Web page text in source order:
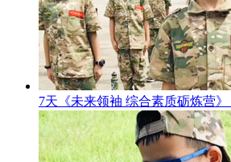
7天《未来领袖 综合素质砺炼营》